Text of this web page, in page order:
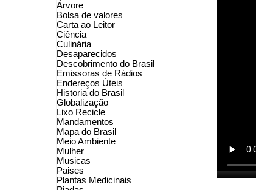
Árvore
Bolsa de valores
Carta ao Leitor
Ciência
Culinária
Desaparecidos
Descobrimento do Brasil
Emissoras de Rádios
Endereços Úteis
Historia do Brasil
Globalização
Lixo Recicle
Mandamentos
Mapa do Brasil
Meio Ambiente
Mulher
Musicas
Paises
Plantas Medicinais